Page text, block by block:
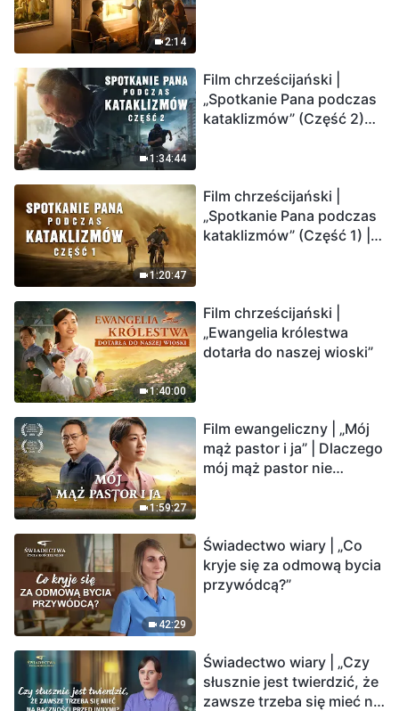
2:14
1:34:44
Film chrześcijański |
„Spotkanie Pana podczas
kataklizmów” (Część 2)
Ludzkość weszła w
odliczanie. Czy znalazłeś
już drogę ocalenia?
1:20:47
Film chrześcijański |
„Spotkanie Pana podczas
kataklizmów” (Część 1) |
1:40:00
Film chrześcijański |
„Ewangelia królestwa
dotarła do naszej wioski”
1:59:27
Film ewangeliczny | „Mój
mąż pastor i ja” | Dlaczego
mój mąż pastor nie
42:29
Świadectwo wiary | „Co
kryje się za odmową bycia
przywódcą?”
Świadectwo wiary | „Czy
słusznie jest twierdzić, że
zawsze trzeba się mieć na